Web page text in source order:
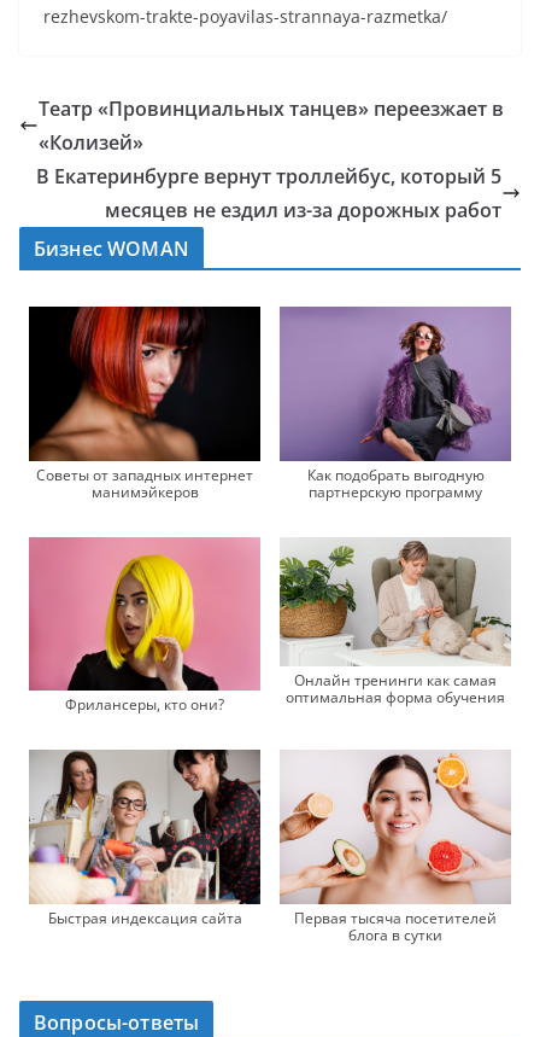
rezhevskom-trakte-poyavilas-strannaya-razmetka/
Театр «Провинциальных танцев» переезжает в
«Колизей»
В Екатеринбурге вернут троллейбус, который 5
месяцев не ездил из-за дорожных работ
Бизнес WOMAN
Советы от западных интернет
манимэйкеров
Как подобрать выгодную
партнерскую программу
Фрилансеры, кто они?
Онлайн тренинги как самая
оптимальная форма обучения
Быстрая индексация сайта
Первая тысяча посетителей
блога в сутки
Вопросы-ответы